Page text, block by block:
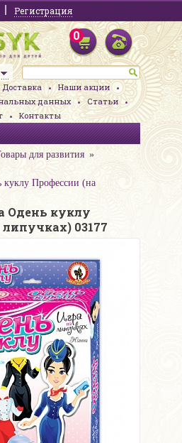
Регистрация
0
Доставка
Наши акции
данных
Статьи
Контакты
для развития
куклу Профессии (на
Одень куклу
03177